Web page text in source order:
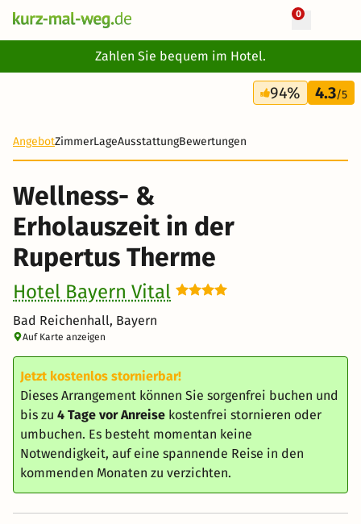
0
Zahlen Sie bequem im Hotel.
4 Tage
305 €
94% 4.3/5
AngebotZimmerLageAusstattungBewertungen
Wellness- &
Erholauszeit in der
Rupertus Therme
Hotel Bayern Vital
Bad Reichenhall, Bayern
Auf Karte anzeigen
Jetzt kostenlos stornierbar!
Dieses Arrangement können Sie sorgenfrei buchen und
bis zu 4 Tage vor Anreise kostenfrei stornieren oder
umbuchen. Es besteht momentan keine
Notwendigkeit, auf eine spannende Reise in den
kommenden Monaten zu verzichten.